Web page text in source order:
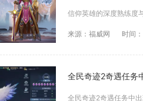
来源：福威网 时间
全民奇迹2奇遇任务